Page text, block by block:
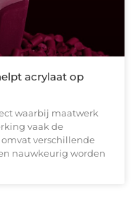
acrylaat op
waarbij maatwerk
vaak de
verschillende
nauwkeurig worden